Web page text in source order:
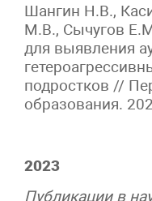
Шангин Н.В.,
М.В., Сычугов
для выявления
подростков //
образования.
2023
Публикации в